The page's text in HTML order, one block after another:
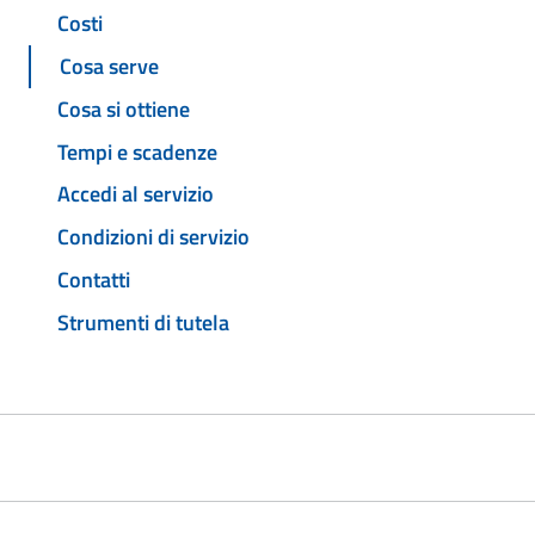
Costi
Cosa serve
Cosa si ottiene
Tempi e scadenze
Accedi al servizio
Condizioni di servizio
Contatti
Strumenti di tutela